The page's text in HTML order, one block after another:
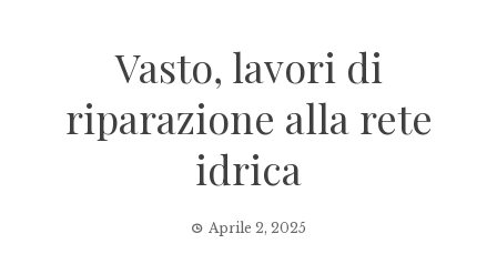
Vasto, lavori di
riparazione alla rete
idrica
Aprile 2, 2025